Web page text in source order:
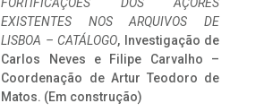
FORTIFICAÇÕES DOS AÇORES
EXISTENTES NOS ARQUIVOS DE
LISBOA – CATÁLOGO, Investigação de
Carlos Neves e Filipe Carvalho –
Coordenação de Artur Teodoro de
Matos. (Em construção)